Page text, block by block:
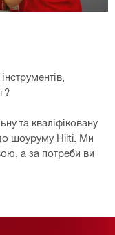
та кваліфіковану
до шоуруму Hilti. Ми
а за потреби ви